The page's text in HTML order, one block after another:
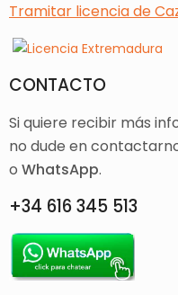
Tramitar licencia de
CONTACTO
Si quiere recibir más
no dude en
o WhatsApp.
+34 616 345 513